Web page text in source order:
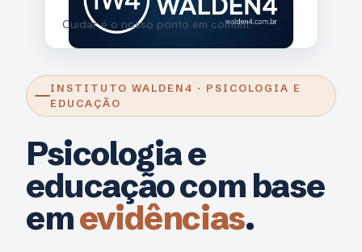
calendar_today
INSTITUTO WALDEN4 · PSICOLOGIA E
EDUCAÇÃO
Psicologia e
educação com base
emevidências.
Cuidar é o nosso ponto em comum.